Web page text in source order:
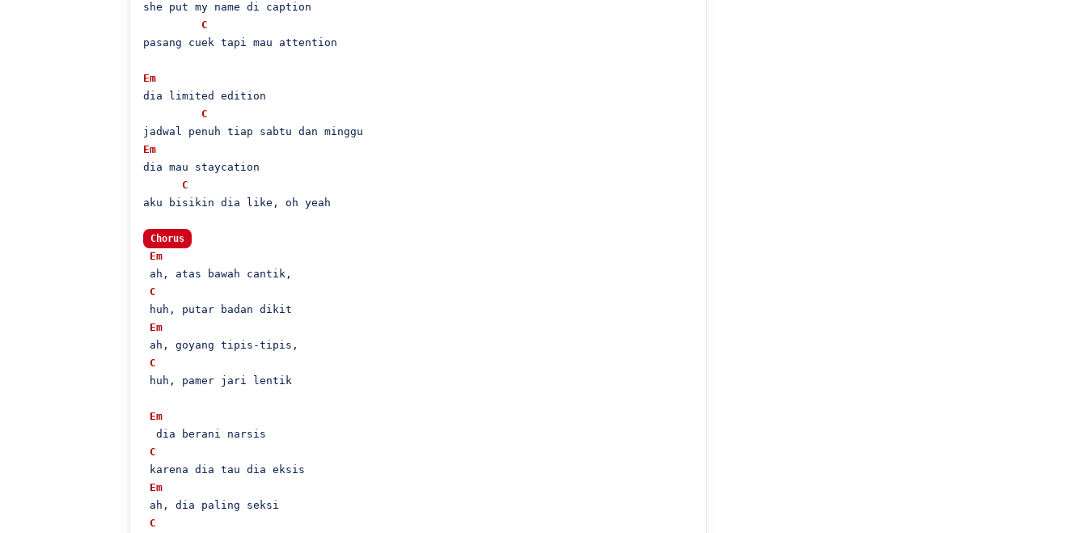
she put my name di caption
C
pasang cuek tapi mau attention
Em
dia limited edition
C
Em
dia mau staycation
C
aku bisikin dia like, oh yeah
Chorus
Em
ah, atas bawah cantik,
C
huh, putar badan dikit
Em
ah, goyang tipis-tipis,
C
huh, pamer jari lentik
Em
  dia berani narsis
C
karena dia tau dia eksis
Em
ah, dia paling seksi
C